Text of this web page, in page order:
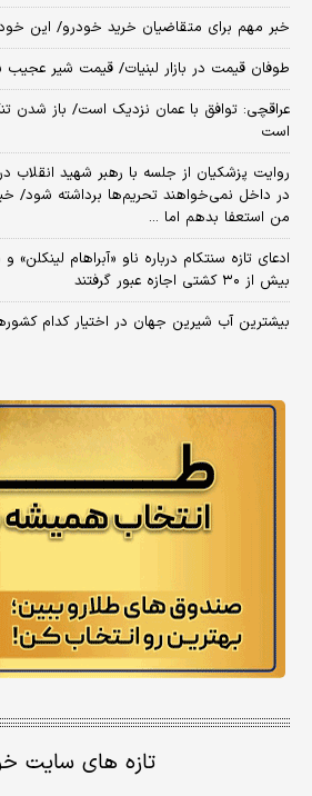
خبر مهم برای متقاضیان خرید خودرو/ این خودرو ۸۰ میلیون
طوفان قیمت در بازار لبنیات/ قیمت شیر
عراقچی: توافق با عمان نزدیک است/ باز شدن
است
روایت پزشکیان از جلسه با رهبر شهید انقلاب
در داخل نمی‌خواهند تحریم‌ها برداشته
من استعفا بدهم اما ...
ادعای تازه سنتکام درباره ناو «آبراهام
بیش از ۳۰ کشتی اجازه عبور گرفتند
بیشترین آب شیرین جهان در اختیار کدام
تازه های سایت